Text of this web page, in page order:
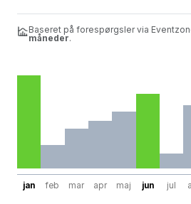
Baseret på forespørgsler via
måneder.
jan feb mar apr maj jun jul